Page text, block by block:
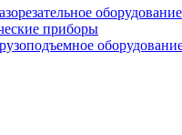
оборудование
приборы